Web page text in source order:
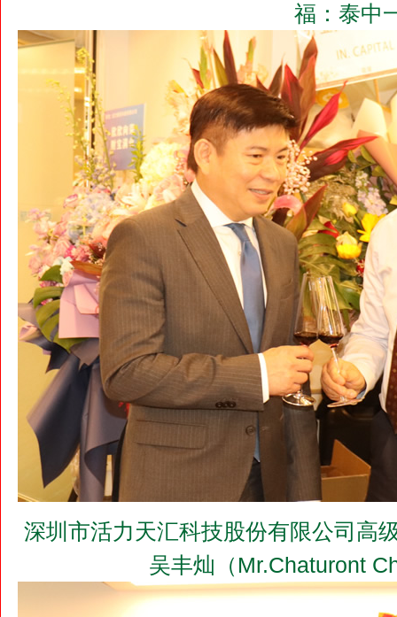
福：泰中
深圳市活力天汇科技股份有限公司高
吴丰灿（Mr.Chaturont